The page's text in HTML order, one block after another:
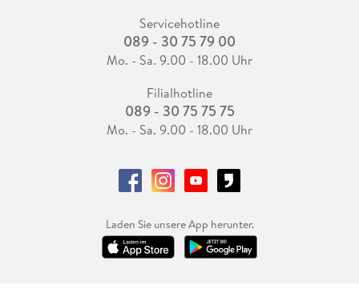
Servicehotline
089 - 30 75 79 00
Mo. - Sa. 9.00 - 18.00 Uhr
Filialhotline
089 - 30 75 75 75
Mo. - Sa. 9.00 - 18.00 Uhr
Laden Sie unsere App herunter.